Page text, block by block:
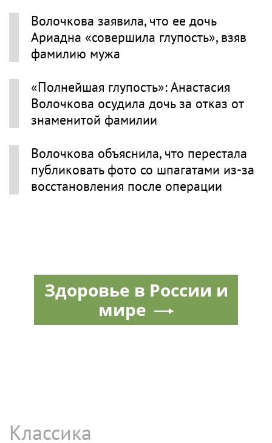
Волочкова заявила, что ее дочь
Ариадна «совершила глупость», взяв
фамилию мужа
«Полнейшая глупость»: Анастасия
Волочкова осудила дочь за отказ от
знаменитой фамилии
Волочкова объяснила, что перестала
публиковать фото со шпагатами из-за
восстановления после операции
Здоровье в России и
мире
Классика